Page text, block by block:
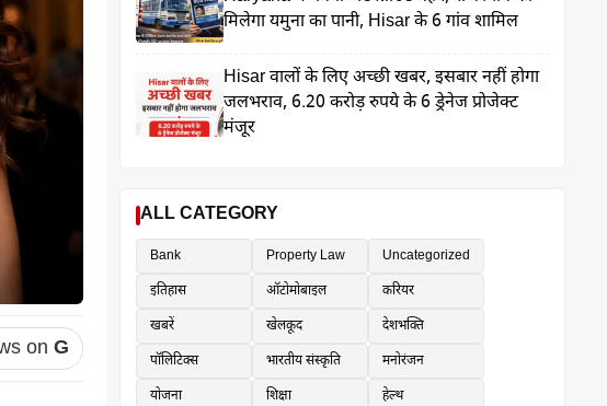
onG
मिलेगा यमुना का पानी, Hisar के 6 गांव शामिल
Hisar वालों के लिए अच्छी खबर, इसबार नहीं होगा
जलभराव, 6.20 करोड़ रुपये के 6 ड्रेनेज प्रोजेक्ट
मंजूर
ALL CATEGORY
Bank Property Law
Uncategorized
इतिहास
ऑटोमोबाइल
करियर
खबरें
खेलकूद
देशभक्ति
पॉलिटिक्स
भारतीय संस्कृति
मनोरंजन
योजना
शिक्षा हेल्थ